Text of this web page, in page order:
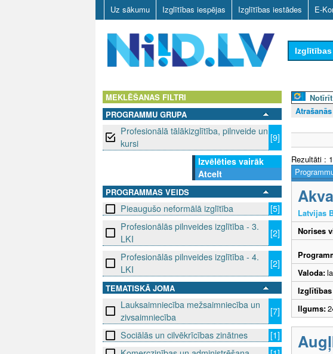
Uz sākumu Izglītības iespējas Izglītības iestādes E-
D
L
V
MEKLĒŠANAS FILTRI
PROGRAMMU GRUPA
Profesionālā tālākizglītība, pilnveide un
kursi
[9]
Izvēlēties vairāk
Atcelt
PROGRAMMAS VEIDS
Pieaugušo neformālā izglītība
[5]
Profesionālās pilnveides izglītība - 3.
LKI
[2]
Profesionālās pilnveides izglītība - 4.
LKI
[2]
TEMATISKĀ JOMA
Lauksaimniecība mežsaimniecība un
zivsaimniecība
[7]
Sociālās un cilvēkrīcības zinātnes
[1]
Rezultāti :
Latvijas
Norises
Valoda:
Ilgums: